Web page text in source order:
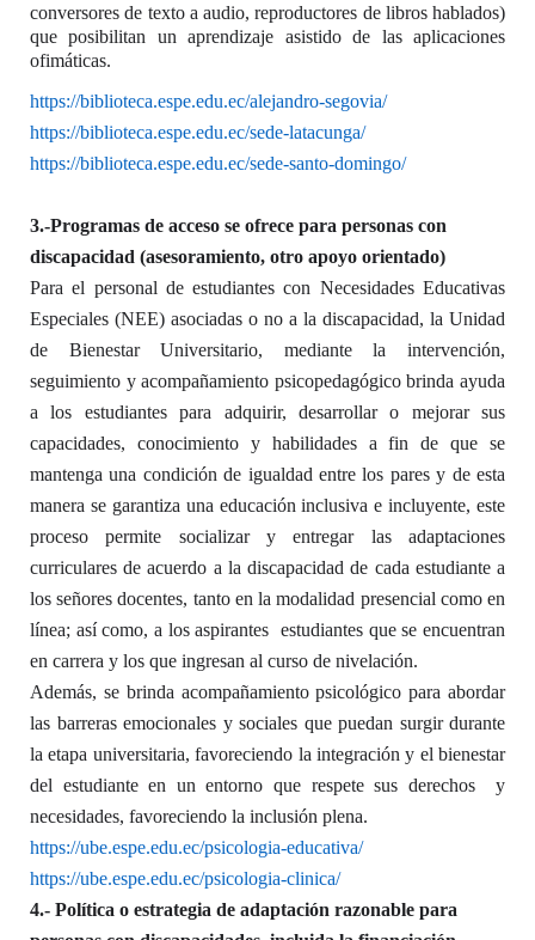
conversores de texto a audio, reproductores de libros hablados)
que posibilitan un aprendizaje asistido de las aplicaciones
ofimáticas.
https://biblioteca.espe.edu.ec/alejandro-segovia/
https://biblioteca.espe.edu.ec/sede-latacunga/
https://biblioteca.espe.edu.ec/sede-santo-domingo/
3.-Programas de acceso se ofrece para personas con
discapacidad (asesoramiento, otro apoyo orientado)
Para el personal de estudiantes con Necesidades Educativas
Especiales (NEE) asociadas o no a la discapacidad, la Unidad
de Bienestar Universitario, mediante la intervención,
seguimiento y acompañamiento psicopedagógico brinda ayuda
a los estudiantes para adquirir, desarrollar o mejorar sus
capacidades, conocimiento y habilidades a fin de que se
mantenga una condición de igualdad entre los pares y de esta
manera se garantiza una educación inclusiva e incluyente, este
proceso permite socializar y entregar las adaptaciones
curriculares de acuerdo a la discapacidad de cada estudiante a
los señores docentes, tanto en la modalidad presencial como en
línea; así como, a los aspirantes estudiantes que se encuentran
en carrera y los que ingresan al curso de nivelación.
Además, se brinda acompañamiento psicológico para abordar
las barreras emocionales y sociales que puedan surgir durante
la etapa universitaria, favoreciendo la integración y el bienestar
del estudiante en un entorno que respete sus derechos y
necesidades, favoreciendo la inclusión plena.
https://ube.espe.edu.ec/psicologia-educativa/
https://ube.espe.edu.ec/psicologia-clinica/
4.- Política o estrategia de adaptación razonable para